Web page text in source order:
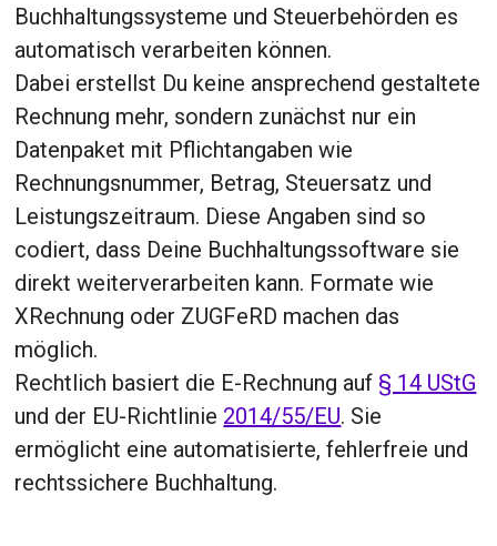
Buchhaltungssysteme und Steuerbehörden es
automatisch verarbeiten können.
Dabei erstellst Du keine ansprechend gestaltete
Rechnung mehr, sondern zunächst nur ein
Datenpaket mit Pflichtangaben wie
Rechnungsnummer, Betrag, Steuersatz und
Leistungszeitraum. Diese Angaben sind so
codiert, dass Deine Buchhaltungssoftware sie
direkt weiterverarbeiten kann. Formate wie
XRechnung oder ZUGFeRD machen das
möglich.
Rechtlich basiert die E-Rechnung auf § 14 UStG
und der EU-Richtlinie 2014/55/EU. Sie
ermöglicht eine automatisierte, fehlerfreie und
rechtssichere Buchhaltung.